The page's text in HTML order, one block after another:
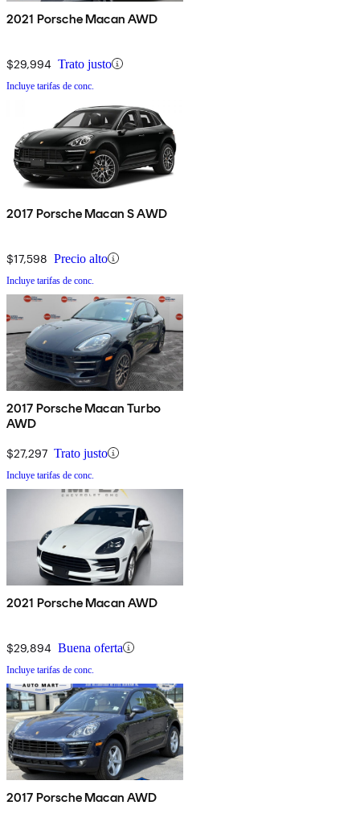
2021 Porsche Macan AWD
$29,994 Trato justo
Incluye tarifas de conc.
2017 Porsche Macan S AWD
$17,598 Precio alto
Incluye tarifas de conc.
2017 Porsche Macan Turbo
AWD
$27,297 Trato justo
Incluye tarifas de conc.
2021 Porsche Macan AWD
$29,894 Buena oferta
Incluye tarifas de conc.
2017 Porsche Macan AWD